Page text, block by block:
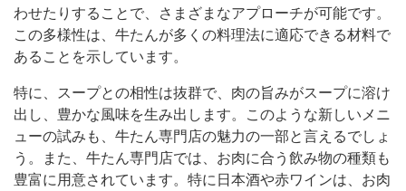
わせたりすることで、さまざまなアプローチが可能です。
この多様性は、牛たんが多くの料理法に適応できる材料で
あることを示しています。
特に、スープとの相性は抜群で、肉の旨みがスープに溶け
出し、豊かな風味を生み出します。このような新しいメニ
ューの試みも、牛たん専門店の魅力の一部と言えるでしょ
う。また、牛たん専門店では、お肉に合う飲み物の種類も
豊富に用意されています。特に日本酒や赤ワインは、お肉